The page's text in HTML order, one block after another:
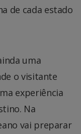
de cada estado
uma
o visitante
experiência
Na
vai preparar